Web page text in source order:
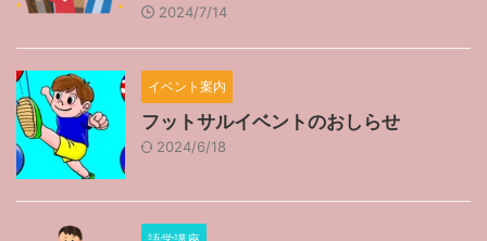
2024/7/14
イベント案内
フットサルイベントのおしらせ
2024/6/18